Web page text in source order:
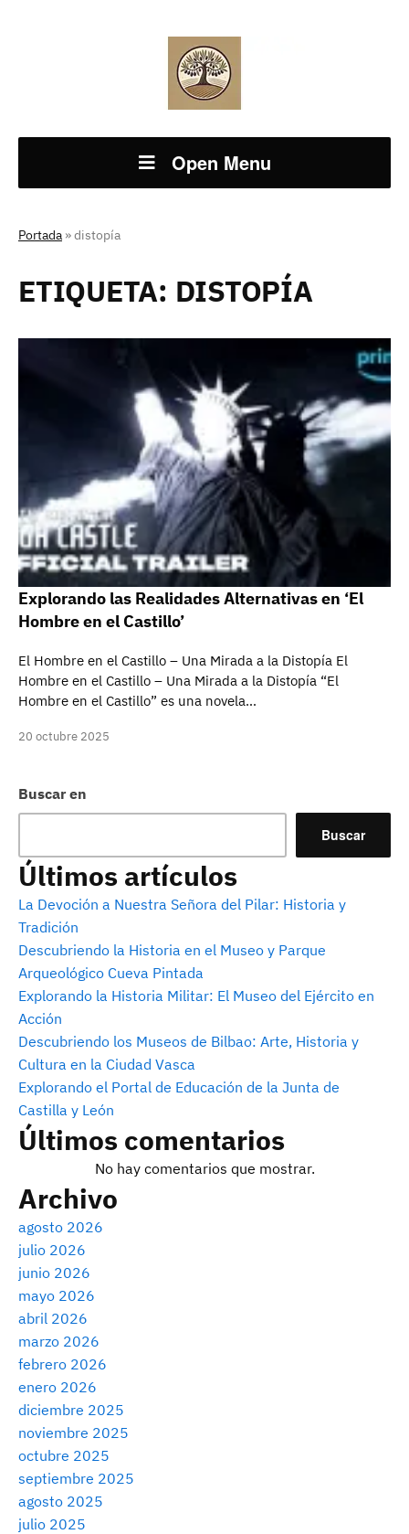
Open Menu
Portada »distopía
Buscar en
Buscar
Últimos artículos
La Devoción a Nuestra Señora del Pilar: Historia y
Tradición
Descubriendo la Historia en el Museo y Parque
Arqueológico Cueva Pintada
Explorando la Historia Militar: El Museo del Ejército en
Acción
Descubriendo los Museos de Bilbao: Arte, Historia y
Cultura en la Ciudad Vasca
Explorando el Portal de Educación de la Junta de
Castilla y León
Últimos comentarios
No hay comentarios que mostrar.
Archivo
agosto 2026
julio 2026
junio 2026
mayo 2026
abril 2026
marzo 2026
febrero 2026
enero 2026
diciembre 2025
noviembre 2025
octubre 2025
septiembre 2025
agosto 2025
julio 2025
ETIQUETA: DISTOPÍA
Explorando las Realidades Alternativas en ‘El
Hombre en el Castillo’
El Hombre en el Castillo – Una Mirada a la Distopía El
Hombre en el Castillo – Una Mirada a la Distopía “El
Hombre en el Castillo” es una novela…
20 octubre 2025